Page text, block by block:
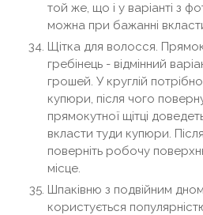
той же, що і у варіанті з
можна при бажанні
Щітка для волосся.
гребінець - відмінний
грошей. У круглій
купюри, після чого
прямокутної щітці
вкласти туди купюри.
поверніть робочу
місце.
Шпаківню з подвійним
користується